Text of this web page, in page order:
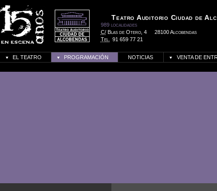
Teatro Auditorio Ciudad de
989 localidades
C/Blas de Otero, 4
28100 Alcobendas
Tel.
91 659 77 21
EL TEATRO PROGRAMACIÓN NOTICIAS VENTA DE